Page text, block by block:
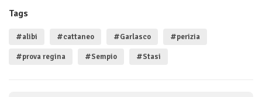
Tags
#alibi #cattaneo #Garlasco #perizia
#prova regina #Sempio #Stasi